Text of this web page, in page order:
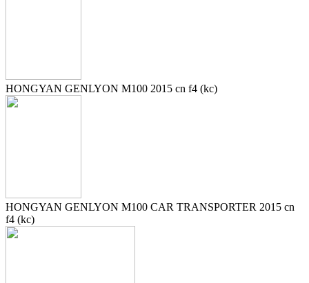
HONGYAN GENLYON M100 2015 cn f4 (kc)
HONGYAN GENLYON M100 CAR TRANSPORTER 2015 cn
f4 (kc)